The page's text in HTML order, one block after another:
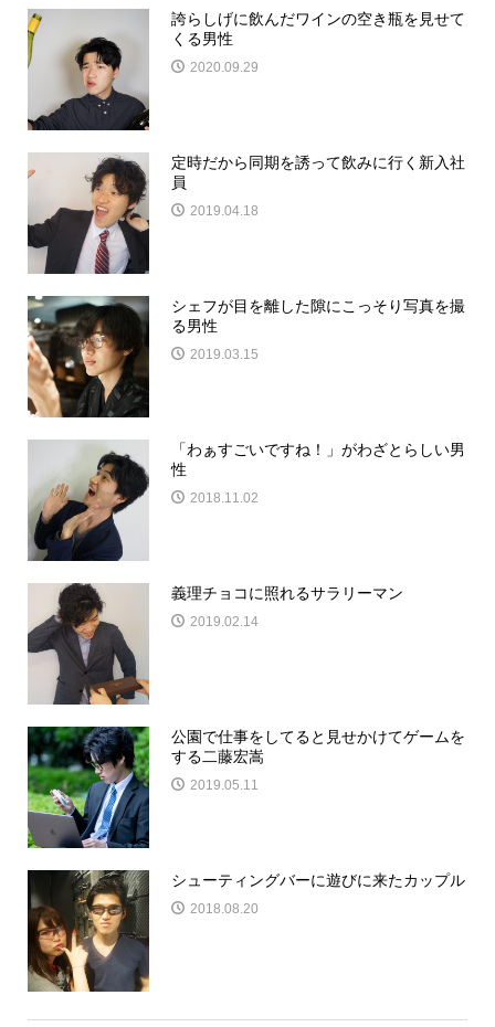
誇らしげに飲んだワインの空き瓶を見せて
くる男性
2020.09.29
定時だから同期を誘って飲みに行く新入社
員
2019.04.18
シェフが目を離した隙にこっそり写真を撮
る男性
2019.03.15
「わぁすごいですね！」がわざとらしい男
性
2018.11.02
義理チョコに照れるサラリーマン
2019.02.14
公園で仕事をしてると見せかけてゲームを
する二藤宏嵩
2019.05.11
シューティングバーに遊びに来たカップル
2018.08.20